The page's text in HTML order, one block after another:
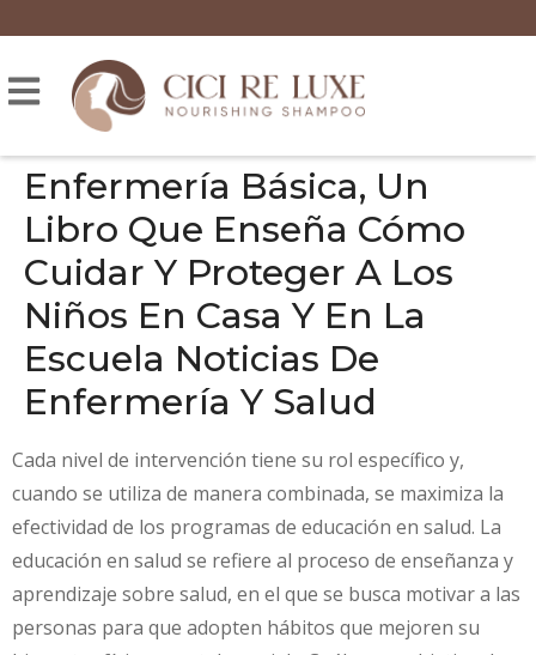
Enfermería Básica, Un
Libro Que Enseña Cómo
Cuidar Y Proteger A Los
Niños En Casa Y En La
Escuela Noticias De
Enfermería Y Salud
Cada nivel de intervención tiene su rol específico y,
cuando se utiliza de manera combinada, se maximiza la
efectividad de los programas de educación en salud. La
educación en salud se refiere al proceso de enseñanza y
aprendizaje sobre salud, en el que se busca motivar a las
personas para que adopten hábitos que mejoren su